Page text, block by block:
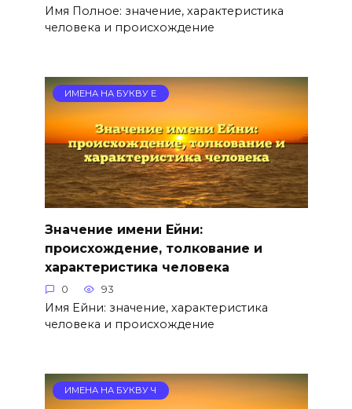
Имя Полное: значение, характеристика
человека и происхождение
ИМЕНА НА БУКВУ Е
Значение имени Ейни:
происхождение, толкование и
характеристика человека
0 93
Имя Ейни: значение, характеристика
человека и происхождение
ИМЕНА НА БУКВУ Ч